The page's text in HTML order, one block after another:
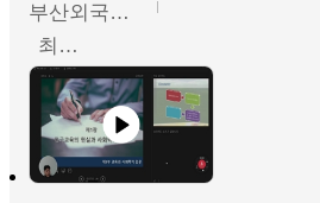
부산외국어대학교
최진오